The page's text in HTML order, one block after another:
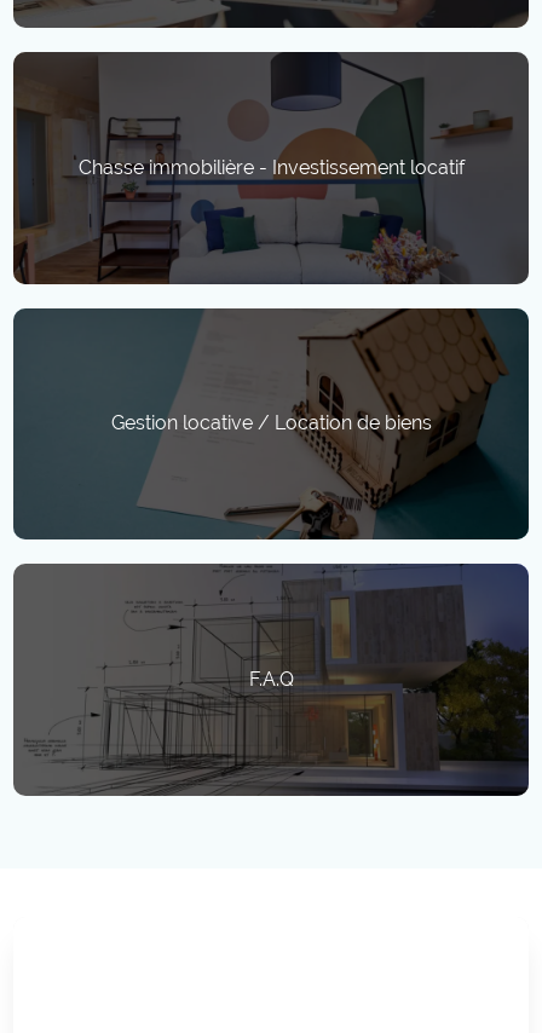
Chasse immobilière - Investissement locatif
Gestion locative / Location de biens
F.A.Q